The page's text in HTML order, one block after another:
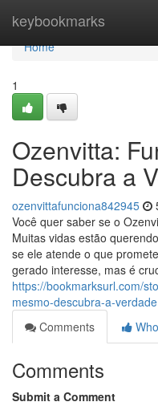
keybookmarks
Home
Home
1
Ozenvitta:
Descubra a
ozenvittafunciona842945
Você quer saber se o
Muitas vidas estão
se ele atende o que
gerado interesse, mas é
https://bookmarksurl.com/
mesmo-descubra-a-verdade
Comments
Comments
Submit a Comment